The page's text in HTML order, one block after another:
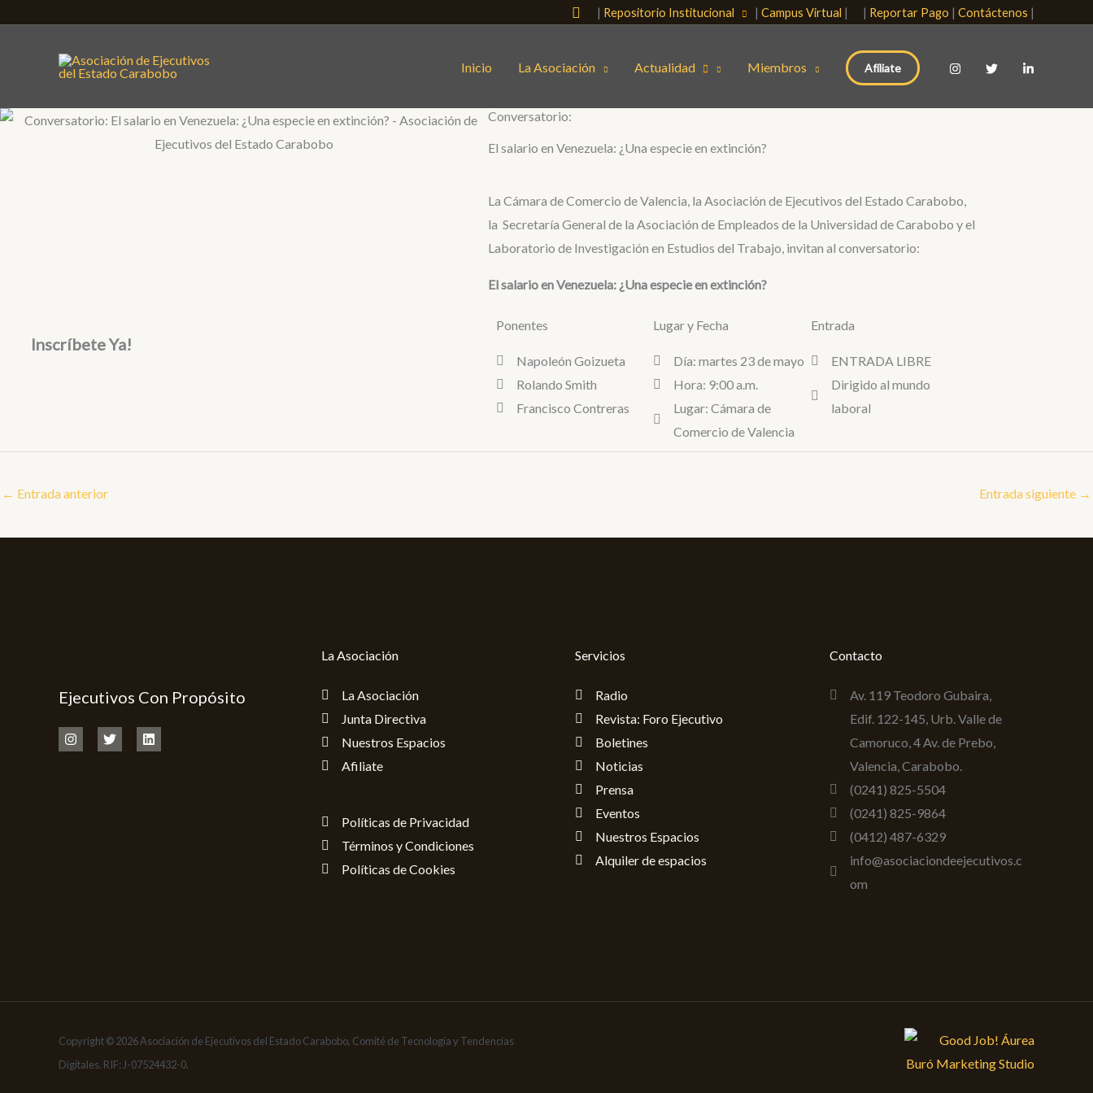
Buscar
| Repositorio Institucional | Campus Virtual | | Reportar Pago | Contáctenos |
Inicio La Asociación Actualidad Miembros Afíliate
Conversatorio:
El salario en Venezuela: ¿Una especie en extinción?
La Cámara de Comercio de Valencia, la Asociación de Ejecutivos del Estado Carabobo,
la Secretaría General de la Asociación de Empleados de la Universidad de Carabobo y el
Laboratorio de Investigación en Estudios del Trabajo, invitan al conversatorio:
El salario en Venezuela: ¿Una especie en extinción?
Inscríbete Ya!
Ponentes
Napoleón Goizueta
Rolando Smith
Francisco Contreras
Lugar y Fecha
Día: martes 23 de mayo
Hora: 9:00 a.m.
Lugar: Cámara de
Comercio de Valencia
Entrada
ENTRADA LIBRE
Dirigido al mundo
laboral
← Entrada anterior Entrada siguiente →
Ejecutivos Con Propósito
La Asociación
La Asociación
Junta Directiva
Nuestros Espacios
Afiliate
Políticas de Privacidad
Términos y Condiciones
Políticas de Cookies
Servicios
Radio
Revista: Foro Ejecutivo
Boletines
Noticias
Prensa
Eventos
Nuestros Espacios
Alquiler de espacios
Contacto
Av. 119 Teodoro Gubaira,
Edif. 122-145, Urb. Valle de
Camoruco, 4 Av. de Prebo,
Valencia, Carabobo.
(0241) 825-5504
(0241) 825-9864
(0412) 487-6329
info@asociaciondeejecutivos.c
om
Copyright © 2026 Asociación de Ejecutivos del Estado Carabobo, Comité de Tecnología y Tendencias
Digitales. RIF: J-07524432-0.